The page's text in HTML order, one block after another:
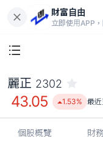
財富自由
立即使用APP
麗正 2302
43.05 1.53% 最近
個股概覽 財